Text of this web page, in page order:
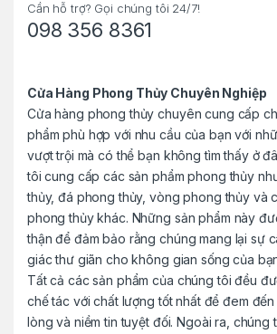
Cần hỗ trợ? Gọi chúng tôi 24/7!
098 356 8361
Cửa Hàng Phong Thủy Chuyên Nghiệp
Cửa hàng phong thủy chuyên cung cấp
phẩm phù hợp với nhu cầu của bạn với
vượt trội mà có thể bạn không tìm thấy ở
tôi cung cấp các sản phẩm phong thủy
thủy, đá phong thủy, vòng phong thủy và
phong thủy khác. Những sản phẩm này
thận để đảm bảo rằng chúng mang lại sự
giác thư giãn cho không gian sống của
Tất cả các sản phẩm của chúng tôi đều
chế tác với chất lượng tốt nhất để đem
lòng và niềm tin tuyệt đối. Ngoài ra, chúng